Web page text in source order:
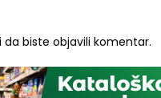
da biste objavili komentar.